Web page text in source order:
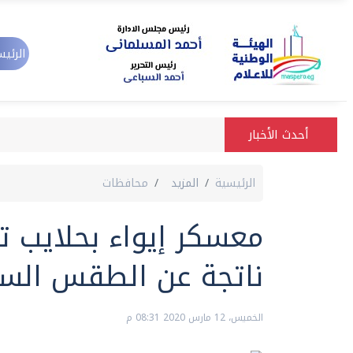
أحدث الأخبار
الرئيسية المزيد محافظات
معسكر إيواء
ناتجة عن الطقس
الخميس، 12 مارس 2020 08:31 م